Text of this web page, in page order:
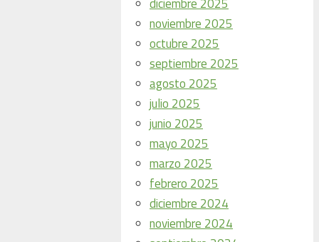
noviembre 2025
octubre 2025
septiembre 2025
agosto 2025
julio 2025
junio 2025
mayo 2025
marzo 2025
febrero 2025
diciembre 2024
noviembre 2024